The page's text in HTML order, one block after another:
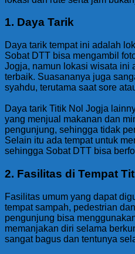
1. Daya Tarik
Daya tarik tempat ini adalah
Sobat DTT bisa mengambil
Jogja, namun lokasi wisata ini
terbaik. Suasananya juga
syahdu, terutama saat sore
Daya tarik Titik Nol Jogja
yang menjual makanan dan
pengunjung, sehingga tidak
Selain itu ada tempat untuk
sehingga Sobat DTT bisa
2. Fasilitas di Tempat
Fasilitas umum yang dapat
tempat sampah, pedestrian
pengunjung bisa
memanjakan diri selama
sangat bagus dan tentunya